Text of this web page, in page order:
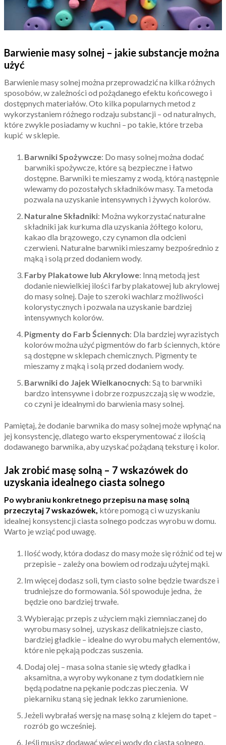
Barwienie masy solnej – jakie substancje można
użyć
Barwienie masy solnej można przeprowadzić na kilka różnych
sposobów, w zależności od pożądanego efektu końcowego i
dostępnych materiałów. Oto kilka popularnych metod z
wykorzystaniem różnego rodzaju substancji – od naturalnych,
które zwykle posiadamy w kuchni – po takie, które trzeba
kupić w sklepie.
Barwniki Spożywcze: Do masy solnej można dodać
barwniki spożywcze, które są bezpieczne i łatwo
dostępne. Barwniki te mieszamy z wodą, którą następnie
wlewamy do pozostałych składników masy. Ta metoda
pozwala na uzyskanie intensywnych i żywych kolorów.
Naturalne Składniki: Można wykorzystać naturalne
składniki jak kurkuma dla uzyskania żółtego koloru,
kakao dla brązowego, czy cynamon dla odcieni
czerwieni. Naturalne barwniki mieszamy bezpośrednio z
mąką i solą przed dodaniem wody.
Farby Plakatowe lub Akrylowe: Inną metodą jest
dodanie niewielkiej ilości farby plakatowej lub akrylowej
do masy solnej. Daje to szeroki wachlarz możliwości
kolorystycznych i pozwala na uzyskanie bardziej
intensywnych kolorów.
Pigmenty do Farb Ściennych: Dla bardziej wyrazistych
kolorów można użyć pigmentów do farb ściennych, które
są dostępne w sklepach chemicznych. Pigmenty te
mieszamy z mąką i solą przed dodaniem wody.
Barwniki do Jajek Wielkanocnych: Są to barwniki
bardzo intensywne i dobrze rozpuszczają się w wodzie,
co czyni je idealnymi do barwienia masy solnej.
Pamiętaj, że dodanie barwnika do masy solnej może wpłynąć na
jej konsystencję, dlatego warto eksperymentować z ilością
dodawanego barwnika, aby uzyskać pożądaną teksturę i kolor.
Jak zrobić masę solną – 7 wskazówek do
uzyskania idealnego ciasta solnego
Po wybraniu konkretnego przepisu na masę solną
przeczytaj 7 wskazówek, które pomogą ci w uzyskaniu
idealnej konsystencji ciasta solnego podczas wyrobu w domu.
Warto je wziąć pod uwagę.
Ilość wody, która dodasz do masy może się różnić od tej w
przepisie – zależy ona bowiem od rodzaju użytej mąki.
Im więcej dodasz soli, tym ciasto solne będzie twardsze i
trudniejsze do formowania. Sól spowoduje jedna, że
będzie ono bardziej trwałe.
Wybierając przepis z użyciem mąki ziemniaczanej do
wyrobu masy solnej, uzyskasz delikatniejsze ciasto,
bardziej gładkie – idealne do wyrobu małych elementów,
które nie pękają podczas suszenia.
Dodaj olej – masa solna stanie się wtedy gładka i
aksamitna, a wyroby wykonane z tym dodatkiem nie
będą podatne na pękanie podczas pieczenia. W
piekarniku staną się jednak lekko zarumienione.
Jeżeli wybrałaś wersję na masę solną z klejem do tapet –
rozrób go wcześniej.
Jeśli musisz dodawać więcej wody do ciasta solnego,